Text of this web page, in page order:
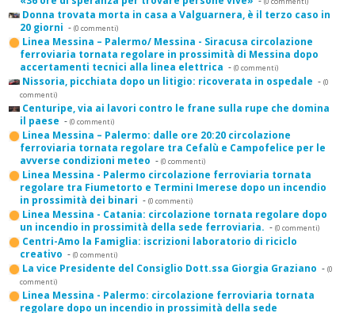
Donna trovata morta in casa a Valguarnera, è il terzo caso in
20 giorni - (0 commenti)
Linea Messina – Palermo/ Messina - Siracusa circolazione
ferroviaria tornata regolare in prossimità di Messina dopo
accertamenti tecnici alla linea elettrica - (0 commenti)
Nissoria, picchiata dopo un litigio: ricoverata in ospedale - (0
commenti)
Centuripe, via ai lavori contro le frane sulla rupe che domina
il paese - (0 commenti)
Linea Messina – Palermo: dalle ore 20:20 circolazione
ferroviaria tornata regolare tra Cefalù e Campofelice per le
avverse condizioni meteo - (0 commenti)
Linea Messina - Palermo circolazione ferroviaria tornata
regolare tra Fiumetorto e Termini Imerese dopo un incendio
in prossimità dei binari - (0 commenti)
Linea Messina - Catania: circolazione tornata regolare dopo
un incendio in prossimità della sede ferroviaria. - (0 commenti)
Centri-Amo la Famiglia: iscrizioni laboratorio di riciclo
creativo - (0 commenti)
La vice Presidente del Consiglio Dott.ssa Giorgia Graziano - (0
commenti)
Linea Messina - Palermo: circolazione ferroviaria tornata
regolare dopo un incendio in prossimità della sede